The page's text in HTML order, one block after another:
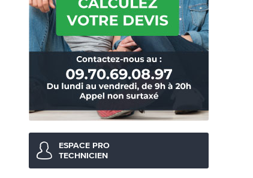
ESPACE PRO
TECHNICIEN